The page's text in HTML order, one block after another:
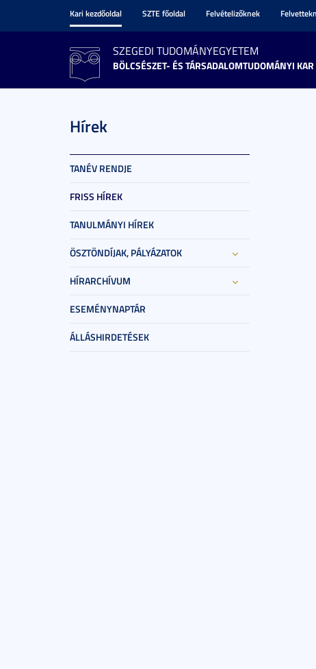
Kari kezdőoldal SZTE főoldal Felvételizőknek
SZEGEDI TUDOMÁNYEGYETEM
BÖLCSÉSZET- ÉS TÁRSADALOMTUDOMÁNYI KAR
Hírek
TANÉV RENDJE
FRISS HÍREK
TANULMÁNYI HÍREK
ÖSZTÖNDÍJAK, PÁLYÁZATOK
HÍRARCHÍVUM
ESEMÉNYNAPTÁR
ÁLLÁSHIRDETÉSEK